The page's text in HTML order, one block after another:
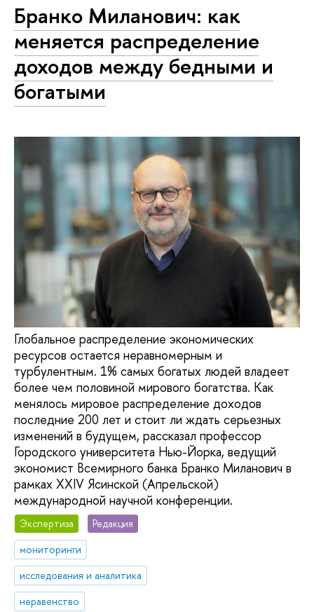
Бранко Миланович: как
меняется распределение
доходов между бедными и
богатыми
Глобальное распределение экономических
ресурсов остается неравномерным и
турбулентным. 1% самых богатых людей владеет
более чем половиной мирового богатства. Как
менялось мировое распределение доходов
последние 200 лет и стоит ли ждать серьезных
изменений в будущем, рассказал профессор
Городского университета Нью-Йорка, ведущий
экономист Всемирного банка Бранко Миланович в
рамках XXIV Ясинской (Апрельской)
международной научной конференции.
Экспертиза
Редакция
мониторинги
исследования и аналитика
неравенство